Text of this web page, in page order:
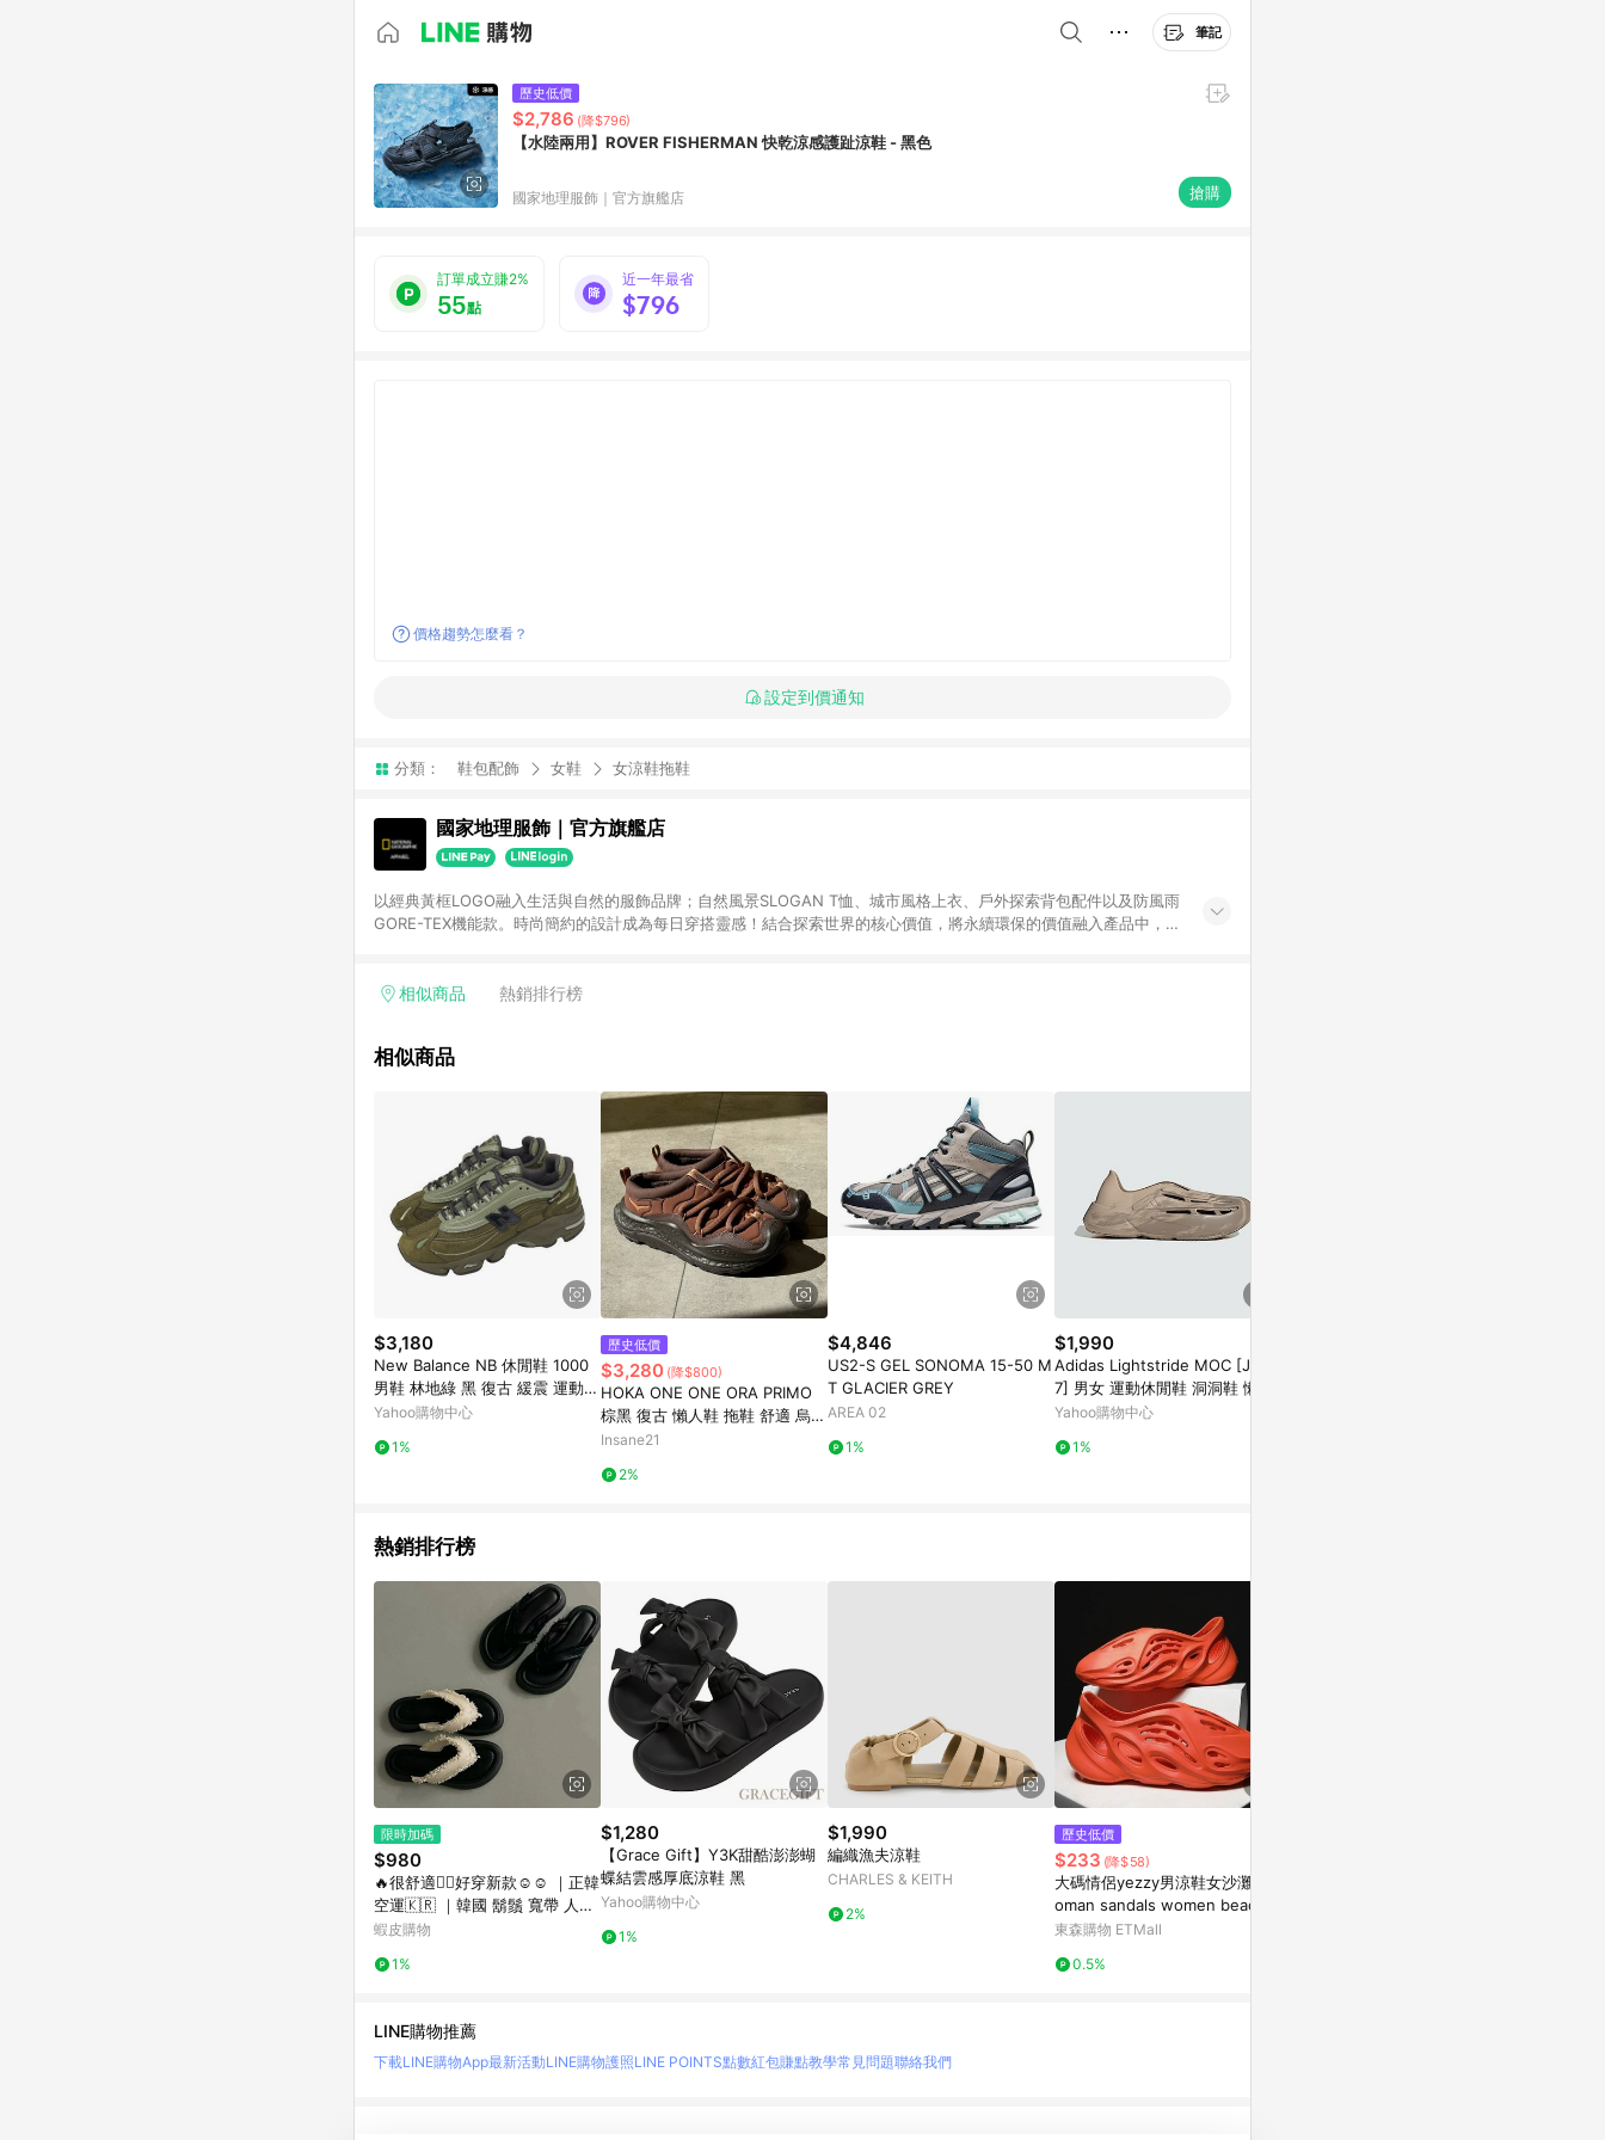
筆記
歷史低價
$2,786 (降$796)
【水陸兩用】ROVER FISHERMAN 快乾涼感護趾涼鞋 - 黑色
國家地理服飾｜官方旗艦店 搶購
訂單成立賺2%
55點
近一年最省
$796
價格趨勢怎麼看？
設定到價通知
分類： 鞋包配飾 女鞋 女涼鞋拖鞋
國家地理服飾｜官方旗艦店
以經典黃框LOGO融入生活與自然的服飾品牌；自然風景SLOGAN T恤、城市風格上衣、戶外探索背包配件以及防風雨
GORE-TEX機能款。時尚簡約的設計成為每日穿搭靈感！結合探索世界的核心價值，將永續環保的價值融入產品中，
相似商品 熱銷排行榜
相似商品
$3,180
New Balance NB 休閒鞋 1000
男鞋 林地綠 黑 復古 緩震 運動鞋
紐巴倫 M1000NBU-D
Yahoo購物中心
1%
歷史低價
$3,280 (降$800)
HOKA ONE ONE ORA PRIMO
棕黑 復古 懶人鞋 拖鞋 舒適 烏龍
麵 毛毛蟲鞋 1141570-MCS
Insane21
2%
$4,846
US2-S GEL SONOMA 15-50 M
T GLACIER GREY
AREA 02
1%
$1,990
Adidas Lightstride MOC [JI227
7] 男女 運動休閒鞋 洞洞鞋 懶人
鞋 涼鞋 快乾 緩震 卡其
Yahoo購物中心
1%
熱銷排行榜
限時加碼
$980
🔥很舒適👍🏻好穿新款☺️☺️ ｜正韓
空運🇰🇷 ｜韓國 鬍鬚 寬帶 人字
夾腳 拖鞋。36097 B
蝦皮購物
1%
$1,280
【Grace Gift】Y3K甜酷澎澎蝴
蝶結雲感厚底涼鞋 黑
Yahoo購物中心
1%
$1,990
編織漁夫涼鞋
CHARLES & KEITH
2%
歷史低價
$233 (降$58)
大碼情侶yezzy男涼鞋女沙灘鞋R
oman sandals women beach s
hoes
東森購物 ETMall
0.5%
LINE購物推薦
下載LINE購物App最新活動LINE購物護照LINE POINTS點數紅包賺點教學常見問題聯絡我們